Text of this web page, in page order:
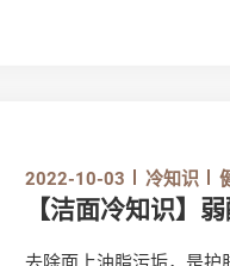
2022-10-03 冷知识
【洁面冷知识】
去除面上油脂污垢，是